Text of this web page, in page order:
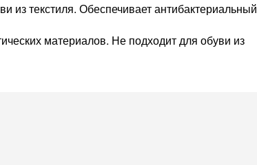
из текстиля. Обеспечивает антибактериальный
материалов. Не подходит для обуви из